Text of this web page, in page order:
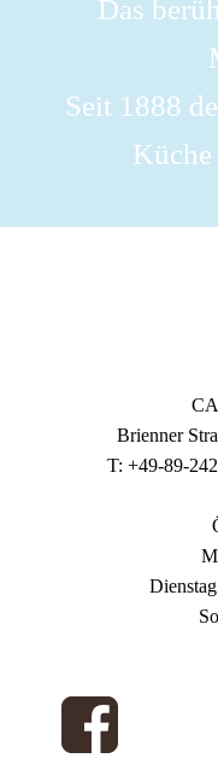
Das
Seit 1888
Brienner
T: +49-89-